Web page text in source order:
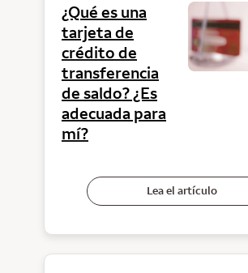
¿Qué es una
tarjeta de
crédito de
transferencia
de saldo? ¿Es
adecuada para
mí?
Lea el artículo